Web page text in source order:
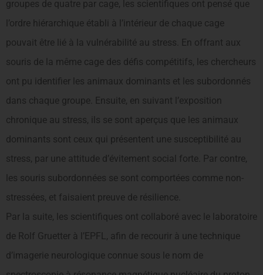
groupes de quatre par cage, les scientifiques ont pensé que
l’ordre hiérarchique établi à l’intérieur de chaque cage
pouvait être lié à la vulnérabilité au stress. En offrant aux
souris de la même cage des défis compétitifs, les chercheurs
ont pu identifier les animaux dominants et les subordonnés
dans chaque groupe. Ensuite, en suivant l’exposition
chronique au stress, ils se sont aperçus que les animaux
dominants sont ceux qui présentent une susceptibilité au
stress, par une attitude d’évitement social forte. Par contre,
les souris subordonnées se sont comportées comme non-
stressées, et faisaient preuve de résilience.
Par la suite, les scientifiques ont collaboré avec le laboratoire
de Rolf Gruetter à l’EPFL, afin de recourir à une technique
d’imagerie neurologique connue sous le nom de